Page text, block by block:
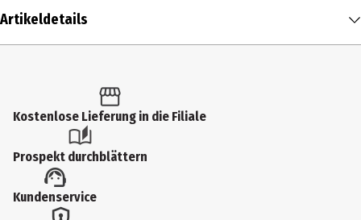
Artikeldetails
Produkttyp
Keramikfiguren
15 cm
Kostenlose Lieferung in die Filiale
Prospekt durchblättern
Kundenservice